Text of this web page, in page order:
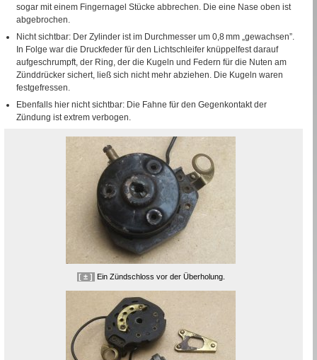
sogar mit einem Fingernagel Stücke abbrechen. Die eine Nase oben ist
abgebrochen.
Nicht sichtbar: Der Zylinder ist im Durchmesser um 0,8mm„gewachsen”.
In Folge war die Druckfeder für den Lichtschleifer knüppelfest darauf
aufgeschrumpft, der Ring, der die Kugeln und Federn für die Nuten am
Zünddrücker sichert, ließ sich nicht mehr abziehen. Die Kugeln waren
festgefressen.
Ebenfalls hier nicht sichtbar: Die Fahne für den Gegenkontakt der
Zündung ist extrem verbogen.
[ ± ] Ein Zündschloss vor der Überholung.